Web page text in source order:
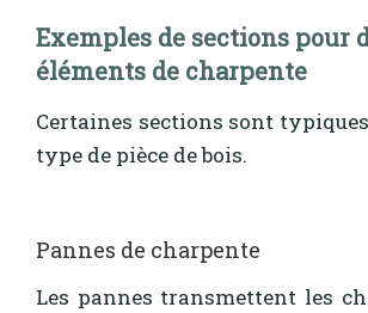
Exemples de sections pour
éléments de charpente
Certaines sections sont
type de pièce de bois.
Pannes de charpente
Les pannes transmettent les